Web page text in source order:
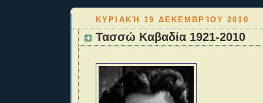
ΚΥΡΙΑΚΉ 19 ΔΕΚΕΜΒΡΊΟΥ 2010
Τασσώ Καβαδία 1921-2010